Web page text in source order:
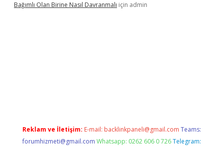
Bağımlı Olan Birine Nasıl Davranmalı için admin
Reklam ve İletişim: E-mail: backlinkpaneli@gmail.com Teams:
forumhizmeti@gmail.com Whatsapp: 0262 606 0 726 Telegram: